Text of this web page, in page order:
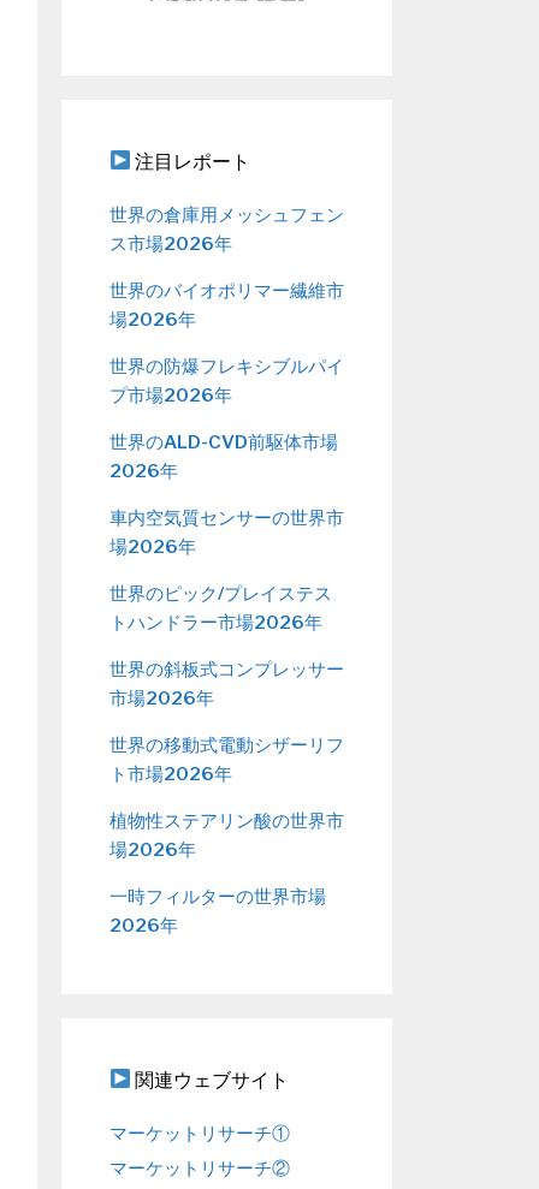
注目レポート
世界の倉庫用メッシュフェン
ス市場2026年
世界のバイオポリマー繊維市
場2026年
世界の防爆フレキシブルパイ
プ市場2026年
世界のALD-CVD前駆体市場
2026年
車内空気質センサーの世界市
場2026年
世界のピック/プレイステス
トハンドラー市場2026年
世界の斜板式コンプレッサー
市場2026年
世界の移動式電動シザーリフ
ト市場2026年
植物性ステアリン酸の世界市
場2026年
一時フィルターの世界市場
2026年
関連ウェブサイト
マーケットリサーチ①
マーケットリサーチ②